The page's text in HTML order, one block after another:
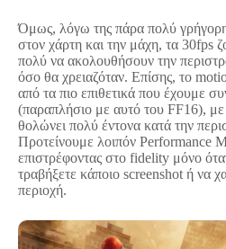
Όμως, λόγω της πάρα πολύ
στον χάρτη και την μάχη, τα 30fps
πολύ να ακολουθήσουν την
όσο θα χρειαζόταν. Επίσης, το
από τα πιο επιθετικά που έχουμε
(παραπλήσιο με αυτό του FF16),
θολώνει πολύ έντονα κατά την
Προτείνουμε λοιπόν Performance
επιστρέφοντας στο fidelity μόνο
τραβήξετε κάποιο screenshot ή να
περιοχή.